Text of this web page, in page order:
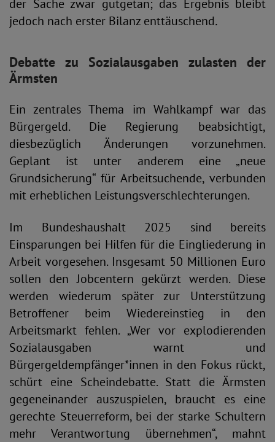
der Sache zwar gutgetan; das Ergebnis bleibt
jedoch nach erster Bilanz enttäuschend.
Debatte zu Sozialausgaben zulasten der
Ärmsten
Ein zentrales Thema im Wahlkampf war das
Bürgergeld. Die Regierung beabsichtigt,
diesbezüglich Änderungen vorzunehmen.
Geplant ist unter anderem eine „neue
Grundsicherung“ für Arbeitsuchende, verbunden
mit erheblichen Leistungsverschlechterungen.
Im Bundeshaushalt 2025 sind bereits
Einsparungen bei Hilfen für die Eingliederung in
Arbeit vorgesehen. Insgesamt 50 Millionen Euro
sollen den Jobcentern gekürzt werden. Diese
werden wiederum später zur Unterstützung
Betroffener beim Wiedereinstieg in den
Arbeitsmarkt fehlen. „Wer vor explodierenden
Sozialausgaben warnt und
Bürgergeldempfänger*innen in den Fokus rückt,
schürt eine Scheindebatte. Statt die Ärmsten
gegeneinander auszuspielen, braucht es eine
gerechte Steuerreform, bei der starke Schultern
mehr Verantwortung übernehmen“, mahnt